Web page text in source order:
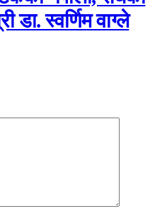
डा. स्वर्णिम वाग्ले